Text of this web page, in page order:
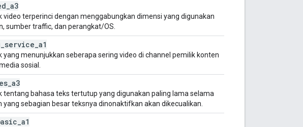
a3
video terperinci dengan menggabungkan dimensi yang digunakan
sumber traffic, dan perangkat/OS.
service a1
yang menunjukkan seberapa sering video di channel pemilik konten
sosial.
a3
tentang bahasa teks tertutup yang digunakan paling lama selama
sebagian besar teksnya dinonaktifkan akan dikecualikan.
a1